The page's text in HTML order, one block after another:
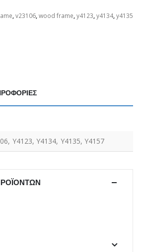
,v23106,wood frame,y4123,y4134,y4135
Y4123, Y4134, Y4135, Y4157